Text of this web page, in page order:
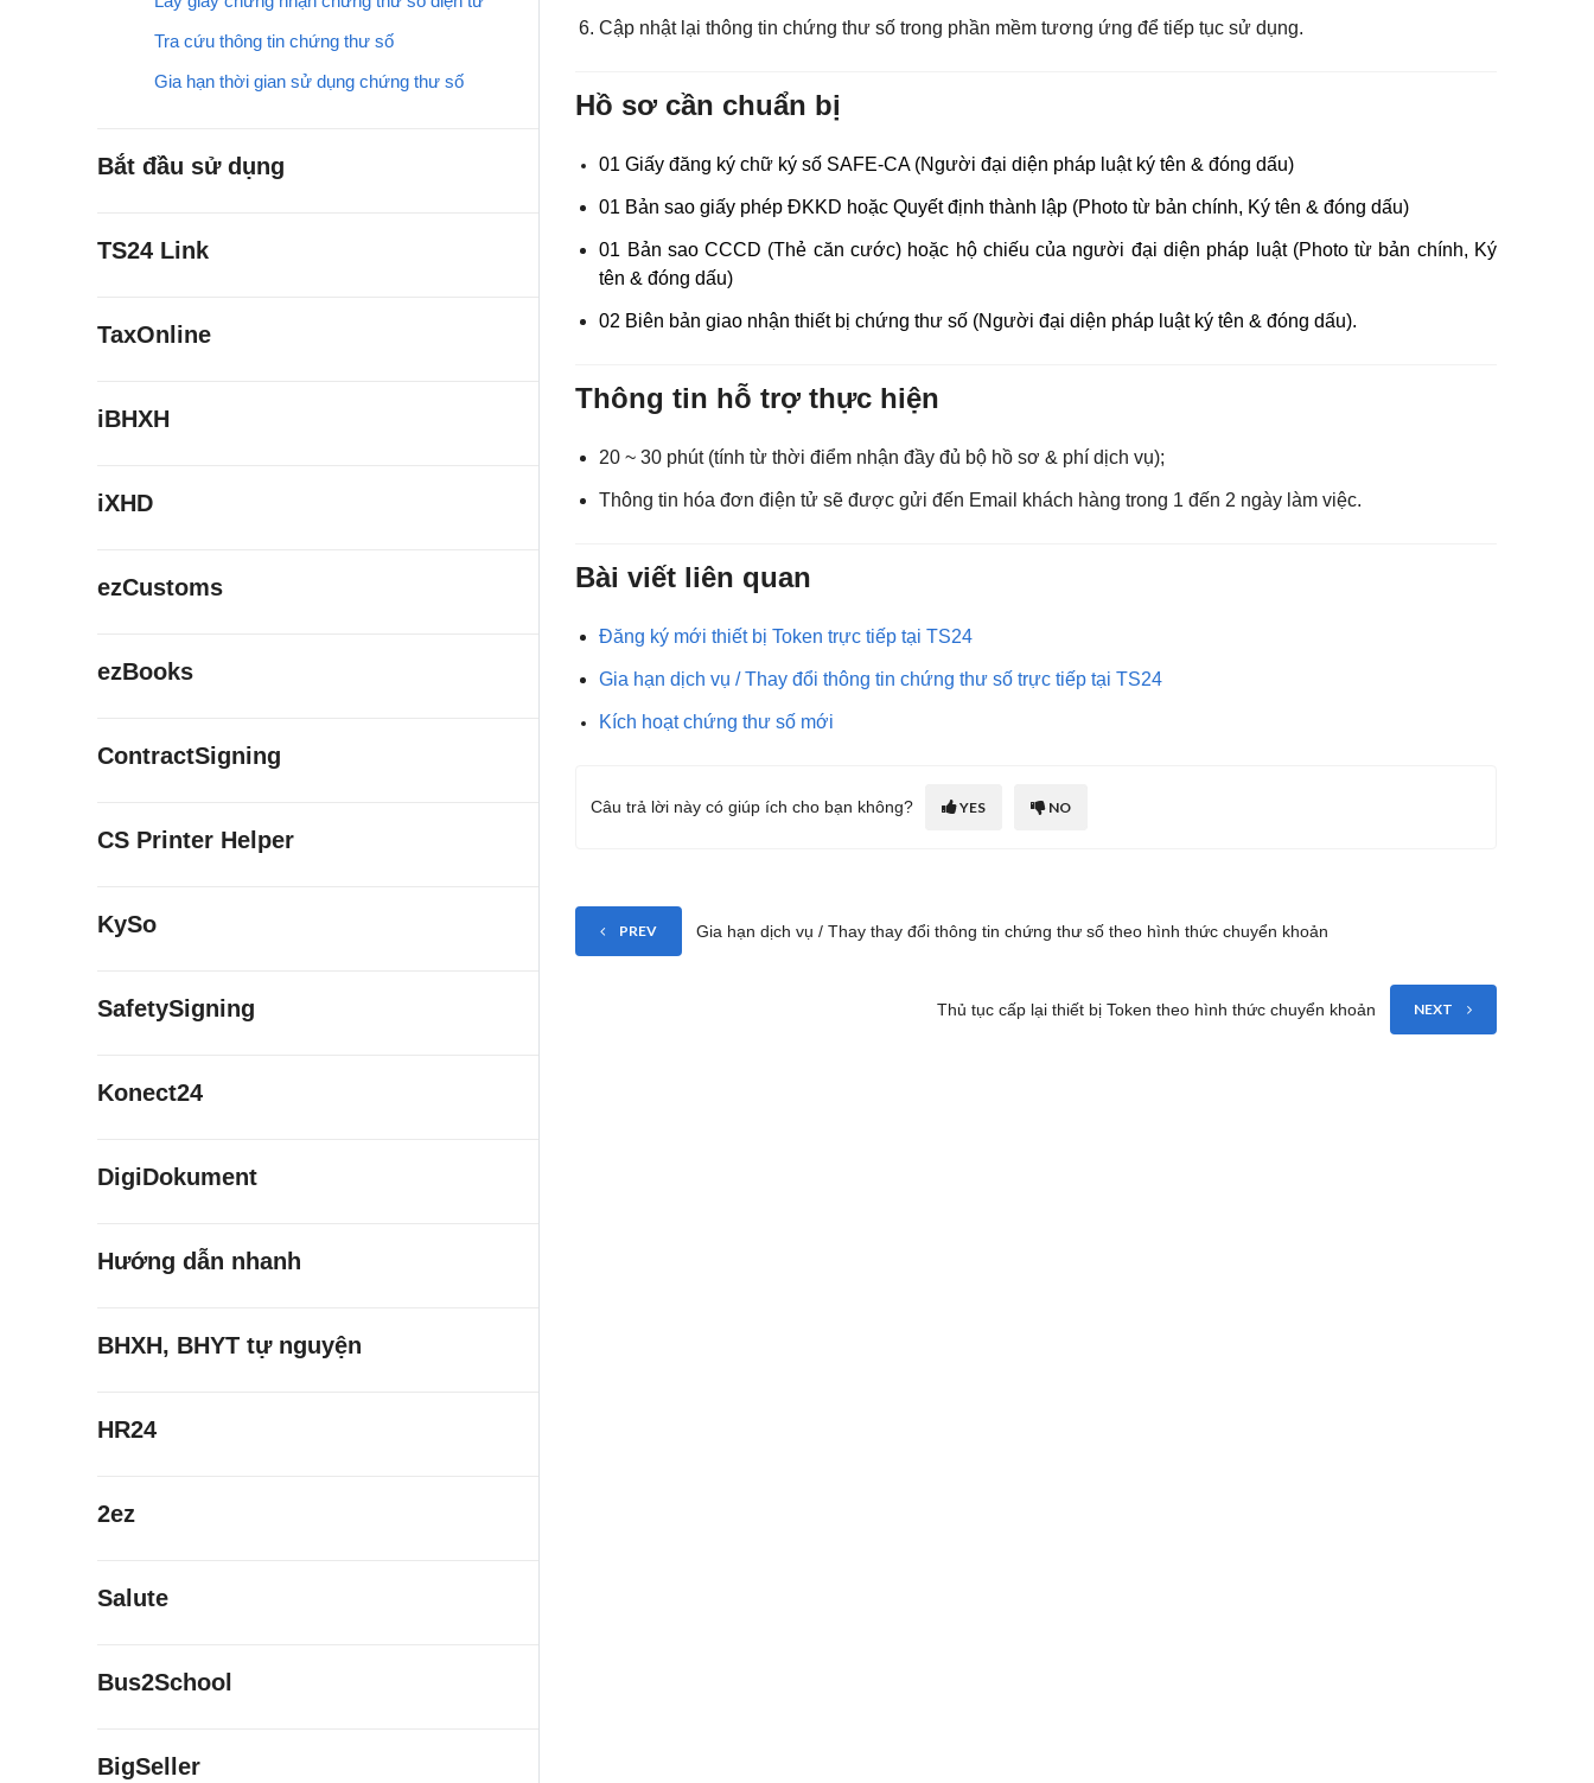
Tra cứu thông tin chứng thư số
Gia hạn thời gian sử dụng chứng thư số
Bắt đầu sử dụng
TS24 Link
TaxOnline
iBHXH
iXHD
ezCustoms
ezBooks
ContractSigning
CS Printer Helper
KySo
SafetySigning
Konect24
DigiDokument
Hướng dẫn nhanh
BHXH, BHYT tự nguyện
HR24
2ez
Salute
Bus2School
BigSeller
Cập nhật lại thông tin chứng thư số trong phần mềm tương ứng để tiếp tục sử dụng.
Hồ sơ cần chuẩn bị
01 Giấy đăng ký chữ ký số SAFE-CA (Người đại diện pháp luật ký tên & đóng dấu)
01 Bản sao giấy phép ĐKKD hoặc Quyết định thành lập (Photo từ bản chính, Ký tên & đóng dấu)
01 Bản sao CCCD (Thẻ căn cước) hoặc hộ chiếu của người đại diện pháp luật (Photo từ bản chính, Ký
tên & đóng dấu)
02 Biên bản giao nhận thiết bị chứng thư số (Người đại diện pháp luật ký tên & đóng dấu).
Thông tin hỗ trợ thực hiện
20 ~ 30 phút (tính từ thời điểm nhận đầy đủ bộ hồ sơ & phí dịch vụ);
Thông tin hóa đơn điện tử sẽ được gửi đến Email khách hàng trong 1 đến 2 ngày làm việc.
Bài viết liên quan
Đăng ký mới thiết bị Token trực tiếp tại TS24
Gia hạn dịch vụ / Thay đổi thông tin chứng thư số trực tiếp tại TS24
Kích hoạt chứng thư số mới
Câu trả lời này có giúp ích cho bạn không? YES NO
PREV Gia hạn dịch vụ / Thay thay đổi thông tin chứng thư số theo hình thức chuyển khoản
Thủ tục cấp lại thiết bị Token theo hình thức chuyển khoản NEXT